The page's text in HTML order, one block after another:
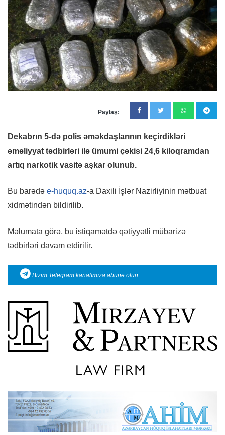
Paylaş:
Dekabrın 5-də polis əməkdaşlarının keçirdikləri
əməliyyat tədbirləri ilə ümumi çəkisi 24,6 kiloqramdan
artıq narkotik vasitə aşkar olunub.
Bu barədə e-huquq.az-a Daxili İşlər Nazirliyinin mətbuat
xidmətindən bildirilib.
Məlumata görə, bu istiqamətdə qətiyyətli mübarizə
tədbirləri davam etdirilir.
Bizim Telegram kanalımıza abunə olun